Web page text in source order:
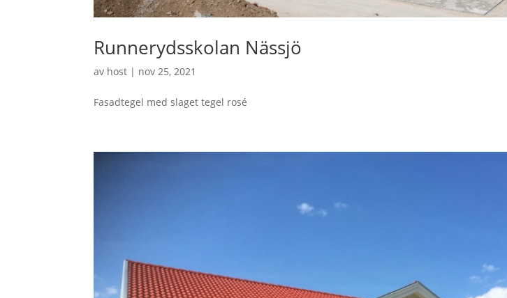
Runnerydsskolan Nässjö
av host | nov 25, 2021
Fasadtegel med slaget tegel rosé